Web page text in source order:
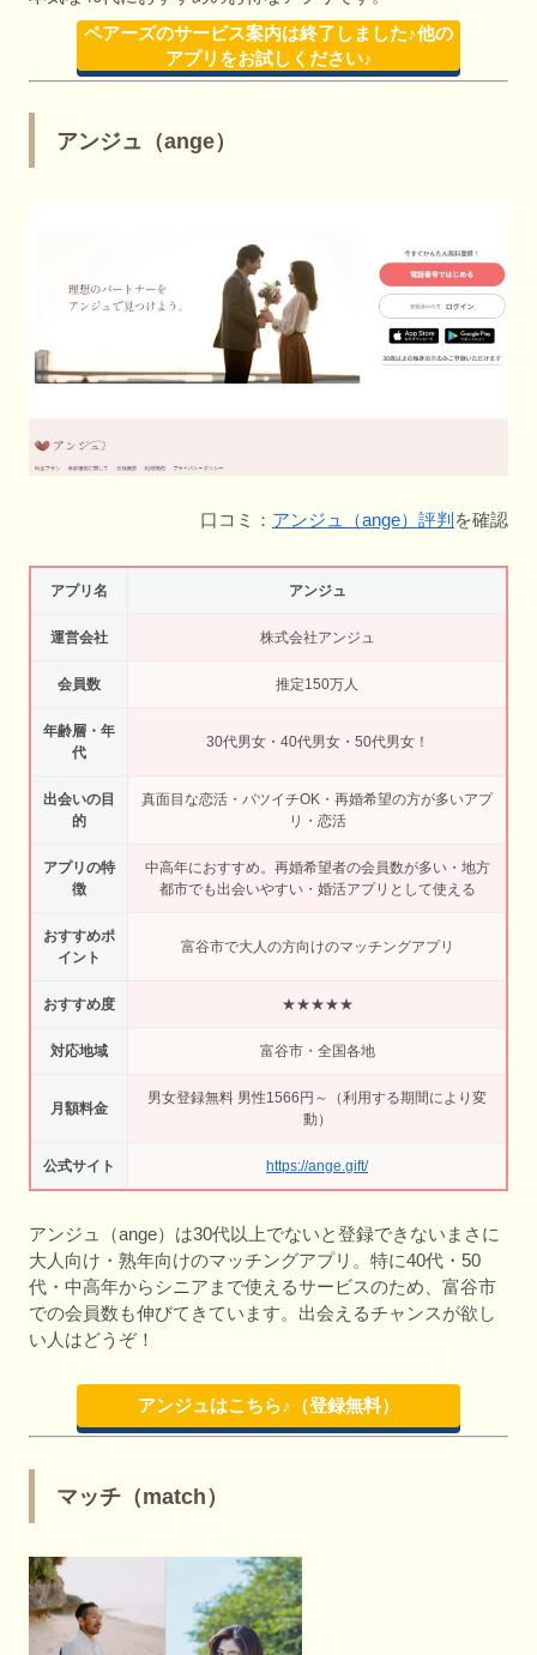
ペアーズのサービス案内は終了しました♪他の
アプリをお試しください♪
アンジュ（ange）
口コミ： アンジュ（ange）評判 を確認
アプリ名 アンジュ
運営会社 株式会社アンジュ
会員数 推定150万人
年齢層・年
代
30代男女・40代男女・50代男女！
出会いの目
的
真面目な恋活・バツイチOK・再婚希望の方が多いアプ
リ・恋活
アプリの特
徴
中高年におすすめ。再婚希望者の会員数が多い・地方
都市でも出会いやすい・婚活アプリとして使える
おすすめポ
イント
富谷市で大人の方向けのマッチングアプリ
おすすめ度 ★★★★★
対応地域 富谷市・全国各地
月額料金
男女登録無料 男性1566円～（利用する期間により変
動）
公式サイト https://ange.gift/
アンジュ（ange）は30代以上でないと登録できないまさに
大人向け・熟年向けのマッチングアプリ。特に40代・50
代・中高年からシニアまで使えるサービスのため、富谷市
での会員数も伸びてきています。出会えるチャンスが欲し
い人はどうぞ！
アンジュはこちら♪（登録無料）
マッチ（match）